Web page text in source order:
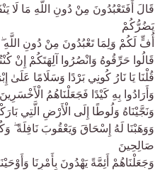
قَالَ أَفَتَعْبُدُونَ مِنْ دُونِ اللَّهِ مَا لَا
يَضُرُّكُمْ
أُفٍّ لَكُمْ وَلِمَا تَعْبُدُونَ مِنْ دُونِ اللَّهِ
قَالُوا حَرِّقُوهُ وَانْصُرُوا آلِهَتَكُمْ إِنْ
قُلْنَا يَا نَارُ كُونِي بَرْدًا وَسَلَامًا عَلَىٰ
وَأَرَادُوا بِهِ كَيْدًا فَجَعَلْنَاهُمُ الْأَخْسَرِينَ
وَنَجَّيْنَاهُ وَلُوطًا إِلَى الْأَرْضِ الَّتِي
وَوَهَبْنَا لَهُ إِسْحَاقَ وَيَعْقُوبَ نَافِلَةً
صَالِحِينَ
وَجَعَلْنَاهُمْ أَئِمَّةً يَهْدُونَ بِأَمْرِنَا